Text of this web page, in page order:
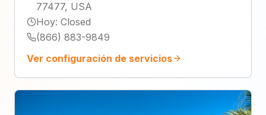
77477, USA
Hoy: Closed
(866) 883-9849
Ver configuración de servicios